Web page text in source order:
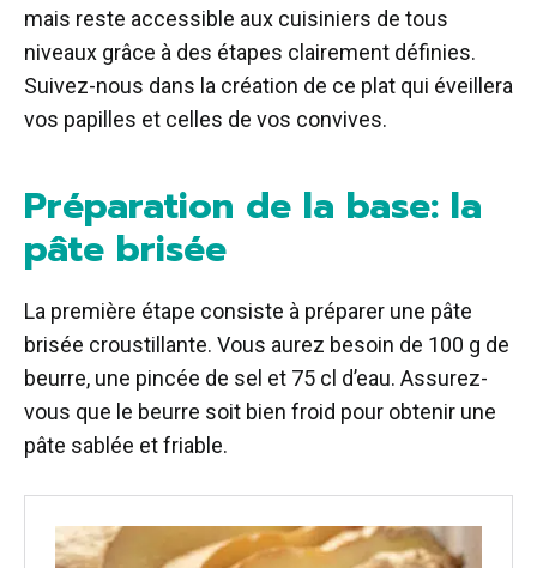
mais reste accessible aux cuisiniers de tous
niveaux grâce à des étapes clairement définies.
Suivez-nous dans la création de ce plat qui éveillera
vos papilles et celles de vos convives.
Préparation de la base: la
pâte brisée
La première étape consiste à préparer une pâte
brisée croustillante. Vous aurez besoin de 100 g de
beurre, une pincée de sel et 75 cl d’eau. Assurez-
vous que le beurre soit bien froid pour obtenir une
pâte sablée et friable.